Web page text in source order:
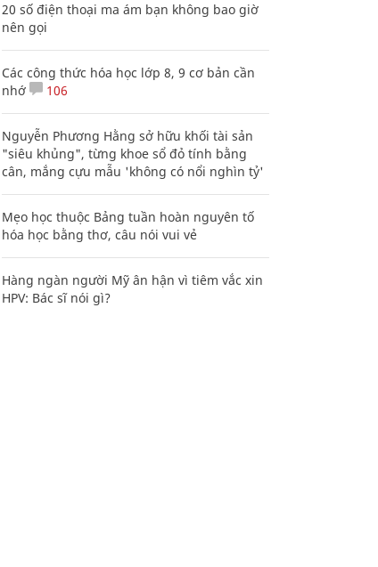
20 số điện thoại ma ám bạn không bao giờ
nên gọi
Các công thức hóa học lớp 8, 9 cơ bản cần
nhớ
106
Nguyễn Phương Hằng sở hữu khối tài sản
"siêu khủng", từng khoe sổ đỏ tính bằng
cân, mắng cựu mẫu 'không có nổi nghìn tỷ'
Mẹo học thuộc Bảng tuần hoàn nguyên tố
hóa học bằng thơ, câu nói vui vẻ
Hàng ngàn người Mỹ ân hận vì tiêm vắc xin
HPV: Bác sĩ nói gì?